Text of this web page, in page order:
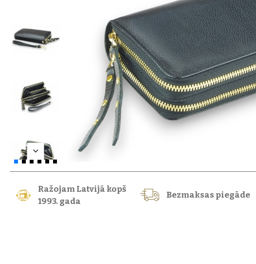
Ražojam Latvijā kopš
1993. gada
Bezmaksas piegāde